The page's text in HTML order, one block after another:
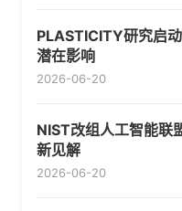
PLASTICITY研究启
潜在影响
2026-06-20
NIST改组人工智能联
新见解
2026-06-20